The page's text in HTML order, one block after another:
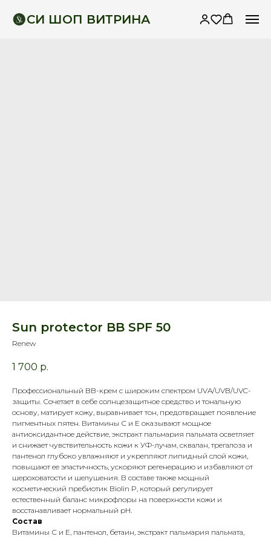
СИ ШОП ВИТРИНА
Sun protector BB SPF 50
Renew
1 700 р.
Профессиональный BB-крем с широким спектром UVA/UVB/UVC-
защиты. Сочетает в себе солнцезащитное средство и тональную
основу, матирует кожу, выравнивает тон, предотвращает появление
пигментных пятен. Витамины С и Е оказывают мощное
антиоксидантное действие, экстракт пальмария пальмата осветляет
и снижает чувствительность кожи к УФ-лучам, сквалан, трегалоза и
пантенол глубоко увлажняют и укрепляют липидный слой кожи,
повышают ее эластичность, ускоряют регенерацию и избавляют от
шероховатости и шелушения. В составе также мощный
косметический пребиотик Biolin P, который регулирует
естественный баланс микрофлоры на поверхности кожи и
восстанавливает нормальный рН.
Состав
Витамины С и Е, пантенол, бетаин, экстракт пальмария пальмата,